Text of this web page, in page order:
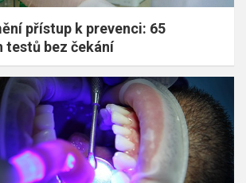
přístup k prevenci: 65
testů bez čekání